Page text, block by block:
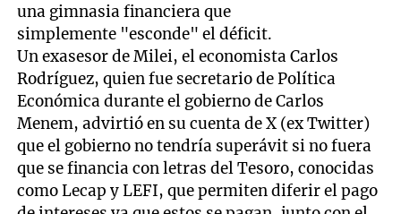
una gimnasia financiera que
simplemente "esconde" el déficit.
Un exasesor de Milei, el economista Carlos
Rodríguez, quien fue secretario de Política
Económica durante el gobierno de Carlos
Menem, advirtió en su cuenta de X (ex Twitter)
que el gobierno no tendría superávit si no fuera
que se financia con letras del Tesoro, conocidas
como Lecap y LEFI, que permiten diferir el pago